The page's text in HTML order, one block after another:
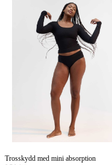
Trosskydd med mini absorption